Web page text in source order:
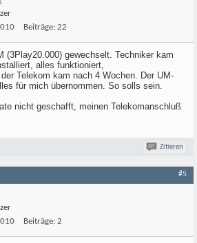
Beiträge: 22
(3Play20.000) gewechselt. Techniker kam
alles funktioniert,
Telekom kam nach 4 Wochen. Der UM-
für mich übernommen. So solls sein.
nicht geschafft, meinen Telekomanschluß
Zitieren
#5
Beiträge: 2